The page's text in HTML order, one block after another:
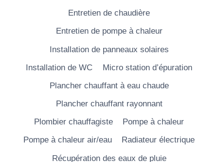
Entretien de chaudière
Entretien de pompe à chaleur
Installation de panneaux solaires
Installation de WC
Micro station d’épuration
Plancher chauffant à eau chaude
Plancher chauffant rayonnant
Plombier chauffagiste
Pompe à chaleur
Pompe à chaleur air/eau
Radiateur électrique
Récupération des eaux de pluie